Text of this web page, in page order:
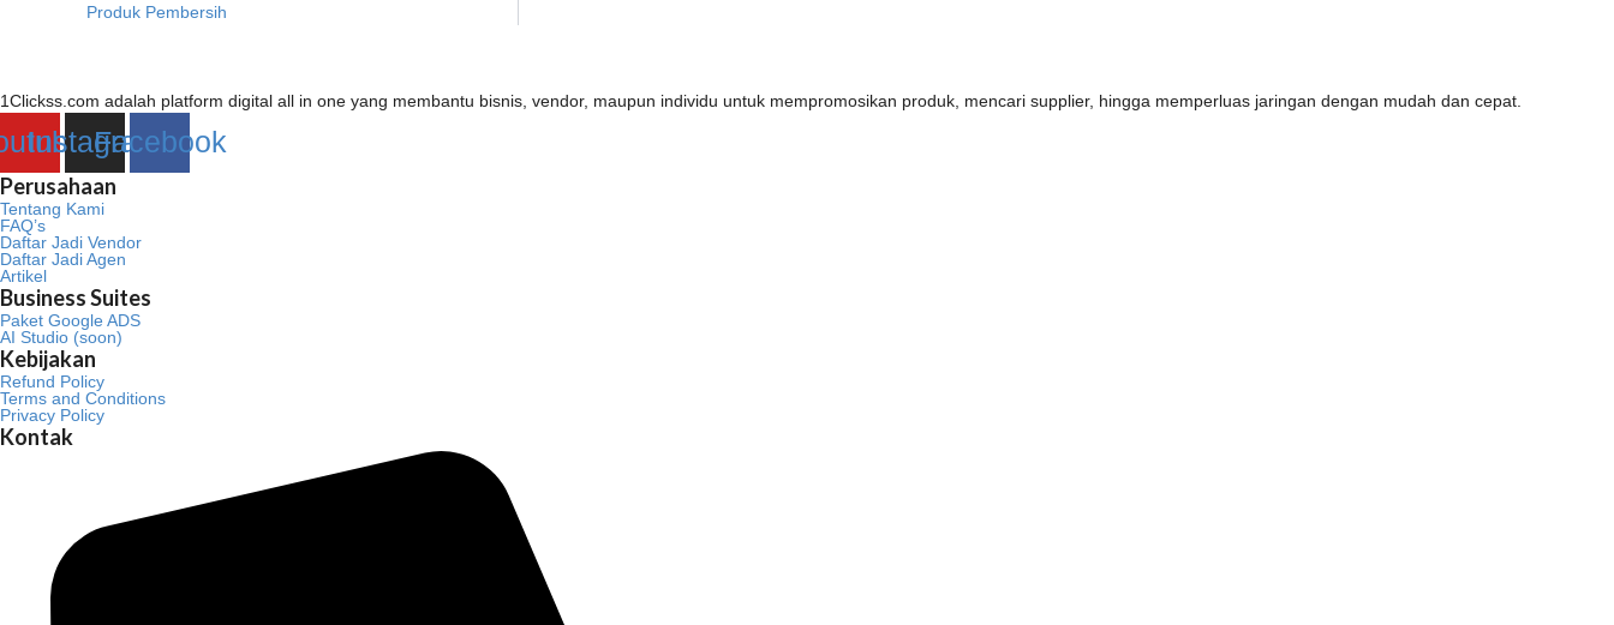
Produk Pembersih
1Clickss.com adalah platform digital all in one yang membantu bisnis, vendor, maupun individu untuk mempromosikan produk, mencari supplier, hingga memperluas jaringan dengan mudah dan cepat.
InstagramFacebook
Perusahaan
Tentang Kami
FAQ’s
Daftar Jadi Vendor
Daftar Jadi Agen
Artikel
Business Suites
Paket Google ADS
AI Studio (soon)
Kebijakan
Refund Policy
Terms and Conditions
Privacy Policy
Kontak